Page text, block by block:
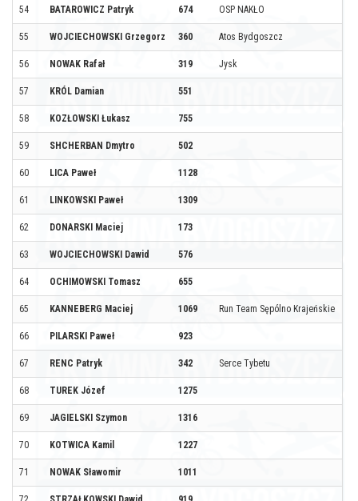
54 BATAROWICZ Patryk 674 OSP NAKŁO
55 WOJCIECHOWSKI Grzegorz 360 Atos Bydgoszcz
56 NOWAK Rafał 319 Jysk
57 KRÓL Damian 551
58 KOZŁOWSKI Łukasz 755
59 SHCHERBAN Dmytro 502
60 LICA Paweł 1128
61 LINKOWSKI Paweł 1309
62 DONARSKI Maciej 173
63 WOJCIECHOWSKI Dawid 576
64 OCHIMOWSKI Tomasz 655
65 KANNEBERG Maciej 1069 Run Team Sępólno Krajeńskie
66 PILARSKI Paweł 923
67 RENC Patryk 342 Serce Tybetu
68 TUREK Józef 1275
69 JAGIELSKI Szymon 1316
70 KOTWICA Kamil 1227
71 NOWAK Sławomir 1011